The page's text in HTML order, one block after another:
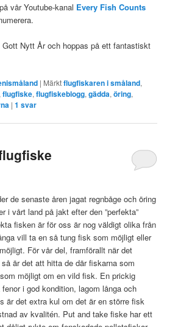
vår Youtube-kanal Every Fish Counts
Nytt År och hoppas på ett fantastiskt
| Märktflugfiskaren i småland,
,flugfiske,flugfiskeblogg,gädda,öring,
|1 svar
de senaste åren jagat regnbåge och öring
i vårt land på jakt efter den ”perfekta”
fisken är för oss är nog väldigt olika från
vill ta en så tung fisk som möjligt eller
För vår del, framförallt när det
är det att hitta de där fiskarna som
möjligt om en vild fisk. En prickig
i god kondition, lagom långa och
är det extra kul om det är en större fisk
av kvalitén. Put and take fiske har ett